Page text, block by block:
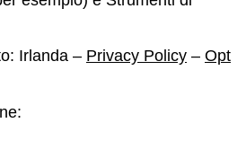
Irlanda – Privacy Policy – Opt